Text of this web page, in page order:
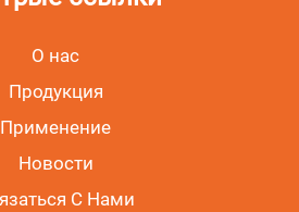
О нас
Продукция
Применение
Новости
С Нами